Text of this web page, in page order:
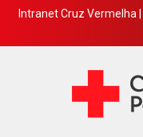
Intranet Cruz Vermelha